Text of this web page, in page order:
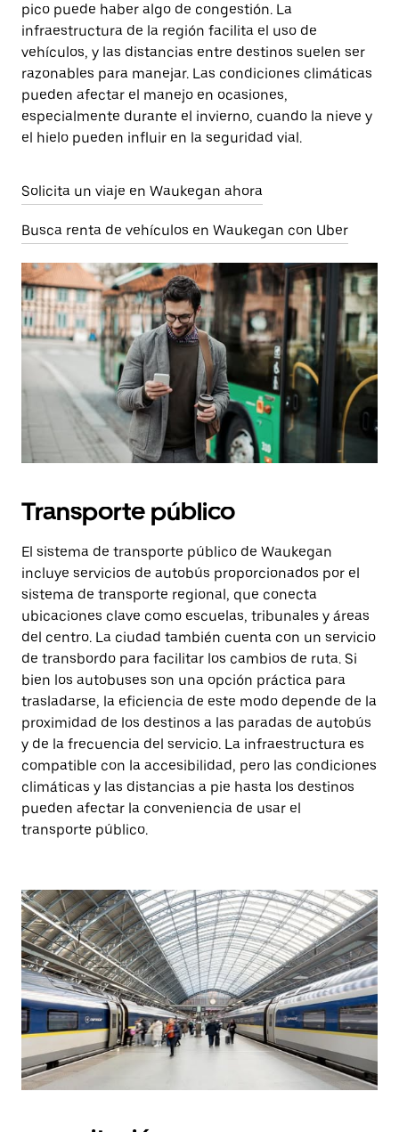
pico puede haber algo de congestión. La
infraestructura de la región facilita el uso de
vehículos, y las distancias entre destinos suelen ser
razonables para manejar. Las condiciones climáticas
pueden afectar el manejo en ocasiones,
especialmente durante el invierno, cuando la nieve y
el hielo pueden influir en la seguridad vial.
Solicita un viaje en Waukegan ahora
Busca renta de vehículos en Waukegan con Uber
Transporte público
El sistema de transporte público de Waukegan
incluye servicios de autobús proporcionados por el
sistema de transporte regional, que conecta
ubicaciones clave como escuelas, tribunales y áreas
del centro. La ciudad también cuenta con un servicio
de transbordo para facilitar los cambios de ruta. Si
bien los autobuses son una opción práctica para
trasladarse, la eficiencia de este modo depende de la
proximidad de los destinos a las paradas de autobús
y de la frecuencia del servicio. La infraestructura es
compatible con la accesibilidad, pero las condiciones
climáticas y las distancias a pie hasta los destinos
pueden afectar la conveniencia de usar el
transporte público.